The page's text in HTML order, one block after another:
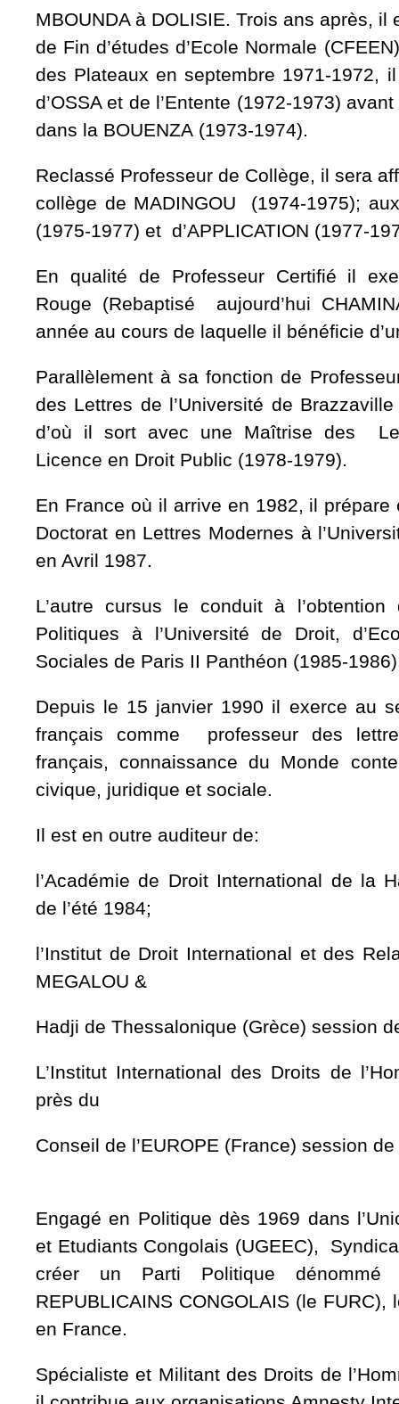
MBOUNDA à DOLISIE. Trois ans après, il
de Fin d’études d’Ecole Normale
des Plateaux en septembre 1971-1972,
d’OSSA et de l’Entente (1972-1973)
dans la BOUENZA (1973-1974).
Reclassé Professeur de Collège, il sera
collège de MADINGOU (1974-1975);
(1975-1977) et d’APPLICATION (1977-
En qualité de Professeur Certifié il
Rouge (Rebaptisé aujourd’hui
année au cours de laquelle il bénéficie
Parallèlement à sa fonction de
des Lettres de l’Université de
d’où il sort avec une Maîtrise des
Licence en Droit Public (1978-1979).
En France où il arrive en 1982, il
Doctorat en Lettres Modernes à
en Avril 1987.
L’autre cursus le conduit à l’obtention
Politiques à l’Université de Droit,
Sociales de Paris II Panthéon (1985-
Depuis le 15 janvier 1990 il exerce au
français comme professeur des
français, connaissance du Monde
civique, juridique et sociale.
Il est en outre auditeur de:
l’Académie de Droit International de la
de l’été 1984;
l’Institut de Droit International et des
MEGALOU &
Hadji de Thessalonique (Grèce) session
L’Institut International des Droits de
près du
Conseil de l’EUROPE (France) session de
Engagé en Politique dès 1969 dans
et Etudiants Congolais (UGEEC),
créer un Parti Politique
REPUBLICAINS CONGOLAIS (le
en France.
Spécialiste et Militant des Droits de